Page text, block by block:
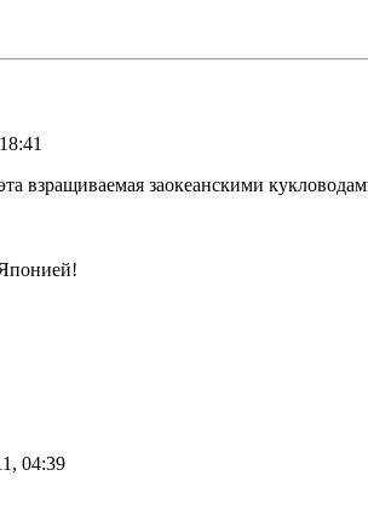
взращиваемая заокеанскими
04:39